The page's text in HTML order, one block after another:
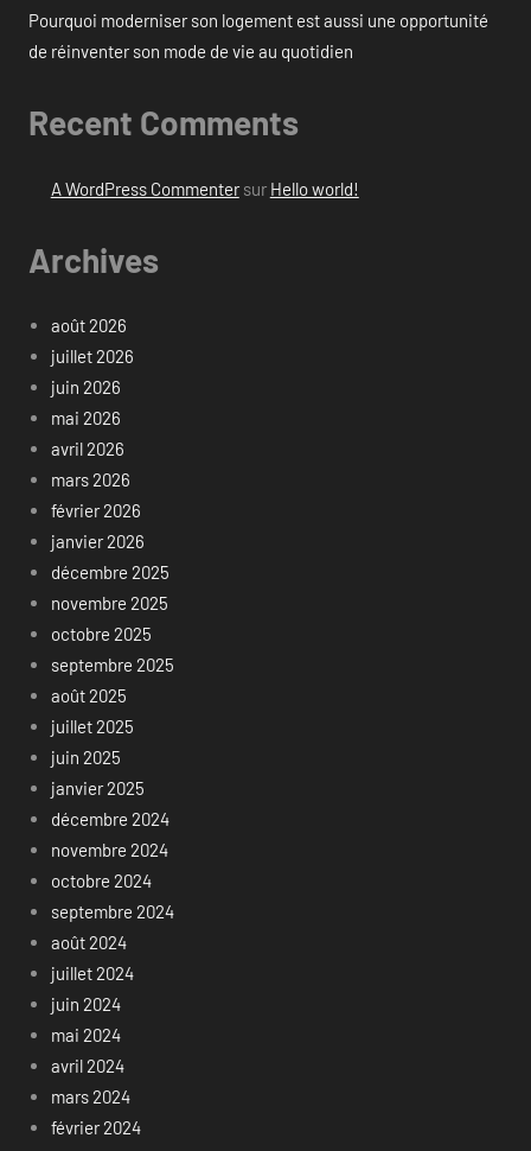
Pourquoi moderniser son logement est aussi une opportunité
de réinventer son mode de vie au quotidien
Recent Comments
A WordPress Commentersur Hello world!
Archives
août 2026
juillet 2026
juin 2026
mai 2026
avril 2026
mars 2026
février 2026
janvier 2026
décembre 2025
novembre 2025
octobre 2025
septembre 2025
août 2025
juillet 2025
juin 2025
janvier 2025
décembre 2024
novembre 2024
octobre 2024
septembre 2024
août 2024
juillet 2024
juin 2024
mai 2024
avril 2024
mars 2024
février 2024